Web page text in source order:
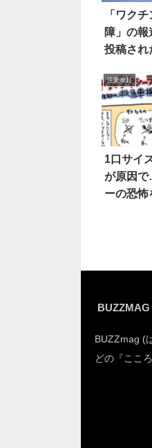
「ワク
障」の報
投稿され
注意喚起
1口サイ
が原因
ーの恐怖
BUZZmag (
どの『ここ